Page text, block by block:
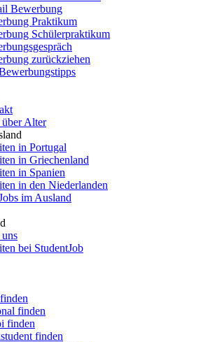
Bewerbung
Praktikum
Schülerpraktikum
zurückziehen
Alter
in Portugal
in Griechenland
in Spanien
in den Niederlanden
im Ausland
bei StudentJob
finden
finden
finden